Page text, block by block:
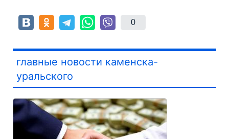
0
главные новости каменска-
уральского